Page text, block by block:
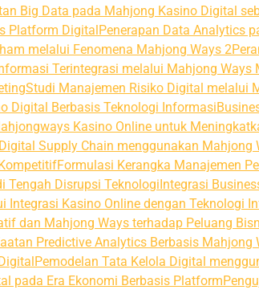
Big Data pada Mahjong Kasino Digital
Platform DigitalPenerapan Data Analytics
melalui Fenomena Mahjong Ways 2
Terintegrasi melalui Mahjong Ways
Studi Manajemen Risiko Digital melalui
Digital Berbasis Teknologi Informasi
Kasino Online untuk
Supply Chain menggunakan Mahjong
Formulasi Kerangka Manajemen
Tengah Disrupsi TeknologiIntegrasi
Kasino Online dengan Teknologi
dan Mahjong Ways terhadap Peluang
Predictive Analytics Berbasis
Pemodelan Tata Kelola Digital
pada Era Ekonomi Berbasis Platform